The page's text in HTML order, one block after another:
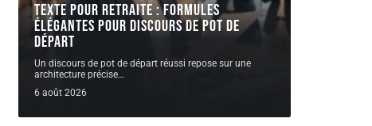
Texte pour retraite : formules
élégantes pour discours de pot de
départ
Un discours de pot de départ réussi repose sur une
architecture précise…
6 août 2026